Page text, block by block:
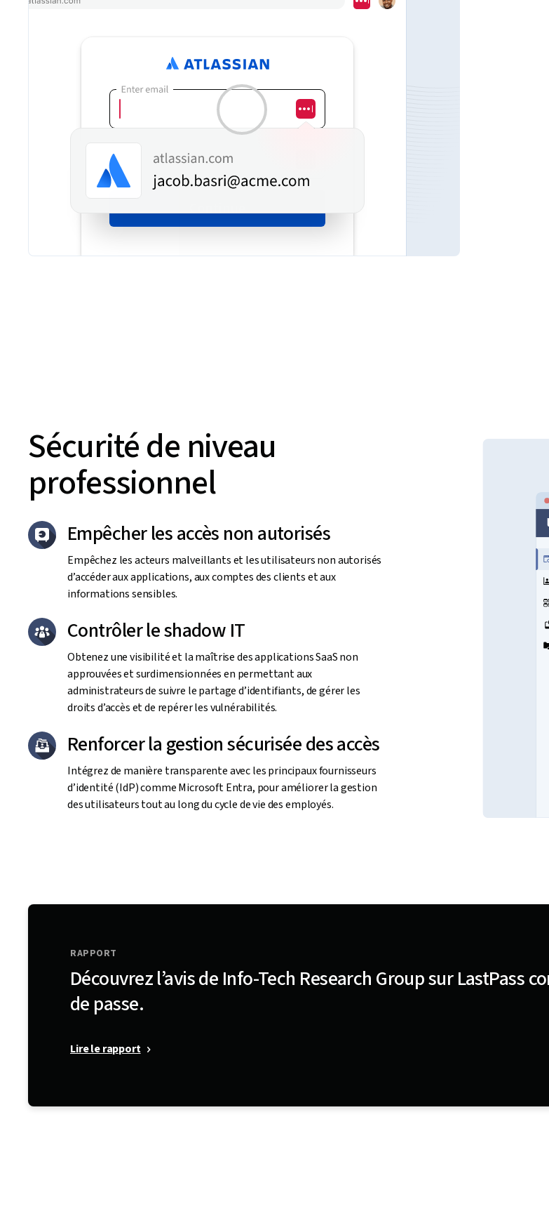
Sécurité de niveau
professionnel
Empêcher les accès non autorisés
Empêchez les acteurs malveillants et les utilisateurs non autorisés
d’accéder aux applications, aux comptes des clients et aux
informations sensibles.
Contrôler le shadow IT
Obtenez une visibilité et la maîtrise des applications SaaS non
approuvées et surdimensionnées en permettant aux
administrateurs de suivre le partage d’identifiants, de gérer les
droits d’accès et de repérer les vulnérabilités.
Renforcer la gestion sécurisée des accès
Intégrez de manière transparente avec les principaux fournisseurs
d’identité (IdP) comme Microsoft Entra, pour améliorer la gestion
des utilisateurs tout au long du cycle de vie des employés.
RAPPORT
Découvrez l’avis de Info-Tech Research Group sur LastPass
de passe.
Lire le rapport